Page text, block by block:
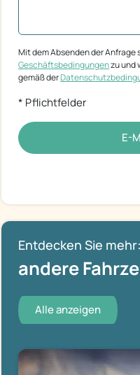
Mit dem Absenden der Anfrage
Geschäftsbedingungenzu und
gemäß der
* Pflichtfelder
E-
Entdecken Sie mehr:
andere
Alle anzeigen